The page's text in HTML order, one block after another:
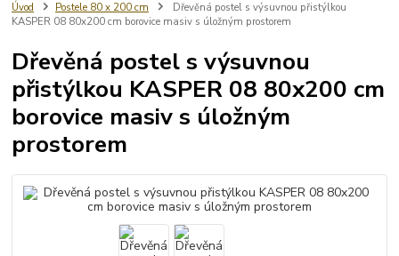
Úvod Postele 80 x 200 cm
Dřevěná postel s výsuvnou přistýlkou
KASPER 08 80x200 cm borovice masiv s úložným prostorem
Dřevěná postel s výsuvnou
přistýlkou KASPER 08 80x200 cm
borovice masiv s úložným
prostorem